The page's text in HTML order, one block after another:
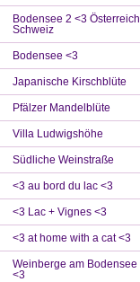
Bodensee 2 <3 Österreich
Schweiz
Bodensee <3
Japanische Kirschblüte
Pfälzer Mandelblüte
Villa Ludwigshöhe
Südliche Weinstraße
<3 au bord du lac <3
<3 Lac + Vignes <3
<3 at home with a cat <3
Weinberge am Bodensee
<3